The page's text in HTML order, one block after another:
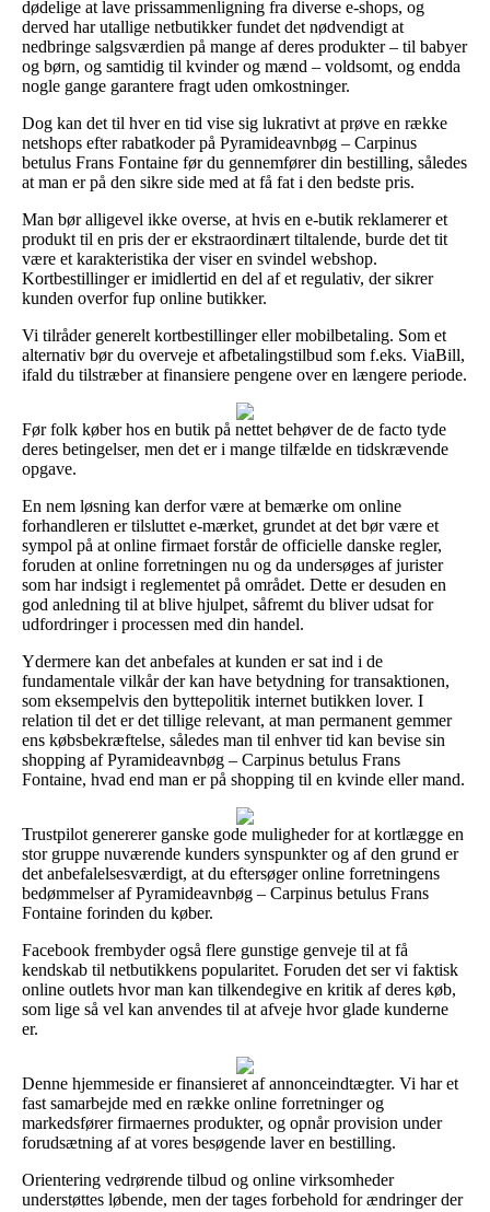
dødelige at lave prissammenligning fra diverse e-shops, og
derved har utallige netbutikker fundet det nødvendigt at
nedbringe salgsværdien på mange af deres produkter – til babyer
og børn, og samtidig til kvinder og mænd – voldsomt, og endda
nogle gange garantere fragt uden omkostninger.
Dog kan det til hver en tid vise sig lukrativt at prøve en række
netshops efter rabatkoder på Pyramideavnbøg – Carpinus
betulus Frans Fontaine før du gennemfører din bestilling, således
at man er på den sikre side med at få fat i den bedste pris.
Man bør alligevel ikke overse, at hvis en e-butik reklamerer et
produkt til en pris der er ekstraordinært tiltalende, burde det tit
være et karakteristika der viser en svindel webshop.
Kortbestillinger er imidlertid en del af et regulativ, der sikrer
kunden overfor fup online butikker.
Vi tilråder generelt kortbestillinger eller mobilbetaling. Som et
alternativ bør du overveje et afbetalingstilbud som f.eks. ViaBill,
ifald du tilstræber at finansiere pengene over en længere periode.
Før folk køber hos en butik på nettet behøver de de facto tyde
deres betingelser, men det er i mange tilfælde en tidskrævende
opgave.
En nem løsning kan derfor være at bemærke om online
forhandleren er tilsluttet e-mærket, grundet at det bør være et
sympol på at online firmaet forstår de officielle danske regler,
foruden at online forretningen nu og da undersøges af jurister
som har indsigt i reglementet på området. Dette er desuden en
god anledning til at blive hjulpet, såfremt du bliver udsat for
udfordringer i processen med din handel.
Ydermere kan det anbefales at kunden er sat ind i de
fundamentale vilkår der kan have betydning for transaktionen,
som eksempelvis den byttepolitik internet butikken lover. I
relation til det er det tillige relevant, at man permanent gemmer
ens købsbekræftelse, således man til enhver tid kan bevise sin
shopping af Pyramideavnbøg – Carpinus betulus Frans
Fontaine, hvad end man er på shopping til en kvinde eller mand.
Trustpilot genererer ganske gode muligheder for at kortlægge en
stor gruppe nuværende kunders synspunkter og af den grund er
det anbefalelsesværdigt, at du eftersøger online forretningens
bedømmelser af Pyramideavnbøg – Carpinus betulus Frans
Fontaine forinden du køber.
Facebook frembyder også flere gunstige genveje til at få
kendskab til netbutikkens popularitet. Foruden det ser vi faktisk
online outlets hvor man kan tilkendegive en kritik af deres køb,
som lige så vel kan anvendes til at afveje hvor glade kunderne
er.
Denne hjemmeside er finansieret af annonceindtægter. Vi har et
fast samarbejde med en række online forretninger og
markedsfører firmaernes produkter, og opnår provision under
forudsætning af at vores besøgende laver en bestilling.
Orientering vedrørende tilbud og online virksomheder
understøttes løbende, men der tages forbehold for ændringer der